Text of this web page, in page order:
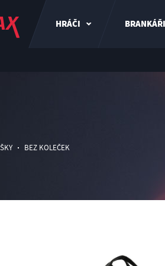
HRÁČI
BEZ KOLEČEK